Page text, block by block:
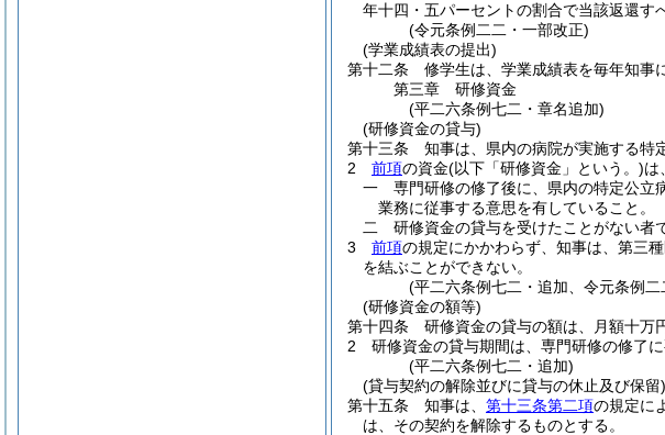
年十四・五パーセントの割合で当該返還す
(令元条例二二・一部改正)
(学業成績表の提出)
第十二条
修学生は、学業成績表を毎年知事
第三章
研修資金
(平二六条例七二・章名追加)
(研修資金の貸与)
第十三条
知事は、県内の病院が実施する特
2
前項の資金(以下「研修資金」という。)は
一
専門研修の修了後に、県内の特定公立
業務に従事する意思を有していること。
二
研修資金の貸与を受けたことがない者
3
前項の規定にかかわらず、知事は、第三
を結ぶことができない。
(平二六条例七二・追加、令元条例二
(研修資金の額等)
第十四条
研修資金の貸与の額は、月額十万
2
研修資金の貸与期間は、専門研修の修了
(平二六条例七二・追加)
(貸与契約の解除並びに貸与の休止及び保留)
第十五条
知事は、 第十三条第二項の規定に
は、その契約を解除するものとする。